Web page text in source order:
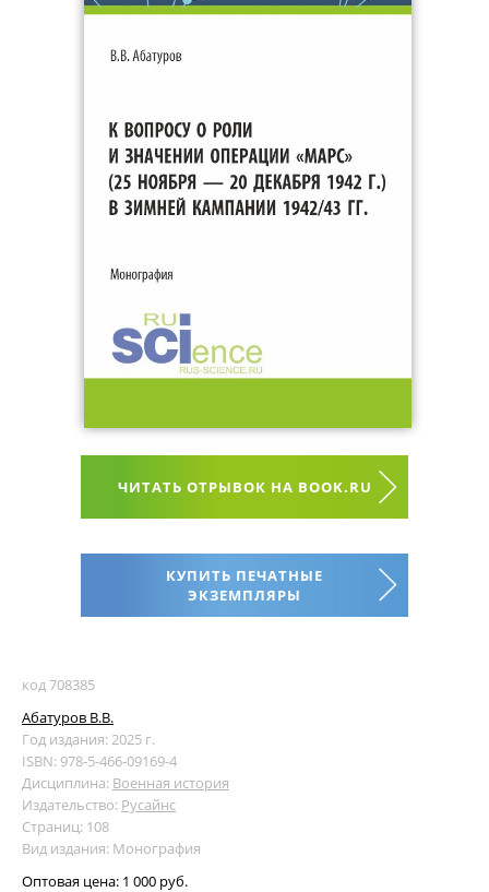
ЧИТАТЬ ОТРЫВОК НА BOOK.RU
КУПИТЬ ПЕЧАТНЫЕ
ЭКЗЕМПЛЯРЫ
код 708385
Абатуров В.В.
Год издания: 2025 г.
ISBN: 978-5-466-09169-4
Дисциплина: Военная история
Издательство: Русайнс
Страниц: 108
Вид издания: Монография
Оптовая цена: 1 000 руб.